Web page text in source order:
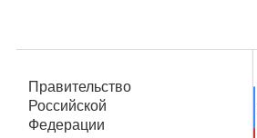
Правительство
Российской
Федерации